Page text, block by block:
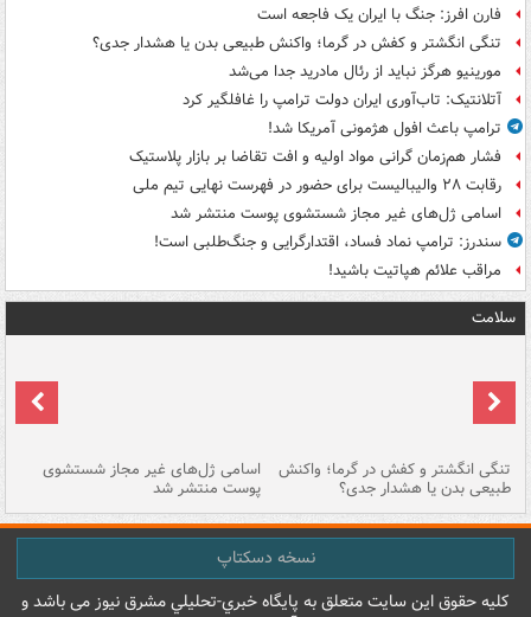
فارن افرز: جنگ با ایران یک فاجعه است
تنگی انگشتر و کفش در گرما؛ واکنش طبیعی بدن یا هشدار جدی؟
مورینیو هرگز نباید از رئال مادرید جدا می‌شد
آتلانتیک: تاب‌آوری ایران دولت ترامپ را غافلگیر کرد
ترامپ باعث افول هژمونی آمریکا شد!
فشار هم‌زمان گرانی مواد اولیه و افت تقاضا بر بازار پلاستیک
رقابت ۲۸ والیبالیست برای حضور در فهرست نهایی تیم ملی
اسامی ژل‌های غیر مجاز شستشوی پوست منتشر شد
سندرز: ترامپ نماد فساد، اقتدارگرایی و جنگ‌طلبی است!
مراقب علائم هپاتیت باشید!
سلامت
تنگی انگشتر و کفش در گرما؛ واکنش
طبیعی بدن یا هشدار جدی؟
اسامی ژل‌های غیر مجاز شستشوی
پوست منتشر شد
نسخه دسکتاپ
کليه حقوق اين سايت متعلق به پایگاه خبري-تحليلي مشرق نيوز می باشد و